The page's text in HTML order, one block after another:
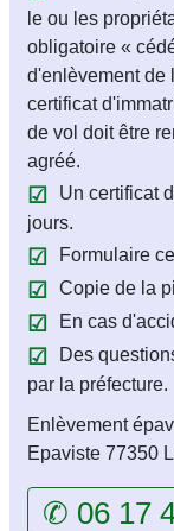
le ou les
obligatoire «
d'enlèvement de
certificat
de vol doit être
agréé.
Un certificat
jours.
Formulaire
Copie de la
En cas
Des
par la préfecture.
Enlèvement
Epaviste 77350
✆ 06 17